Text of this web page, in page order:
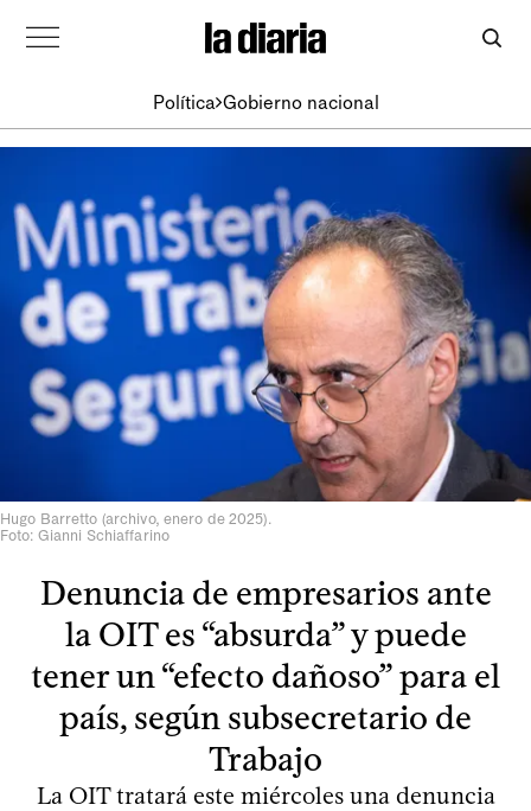
Política Gobierno nacional
Hugo Barretto (archivo, enero de 2025).
Foto: Gianni Schiaffarino
Denuncia de empresarios ante
la OIT es “absurda” y puede
tener un “efecto dañoso” para el
país, según subsecretario de
Trabajo
La OIT tratará este miércoles una denuncia